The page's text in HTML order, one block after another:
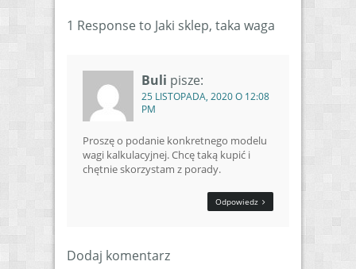
1 Response to Jaki sklep, taka waga
Buli pisze:
25 LISTOPADA, 2020 O 12:08
PM
Proszę o podanie konkretnego modelu
wagi kalkulacyjnej. Chcę taką kupić i
chętnie skorzystam z porady.
Odpowiedz
Dodaj komentarz